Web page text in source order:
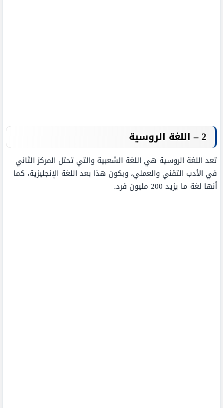
2 – اللغة الروسية
تعد اللغة الروسية هي اللغة الشعبية والتي تحتل المركز الثاني
في الأدب التقني والعملي، وبكون هذا بعد اللغة الإنجليزية، كما
أنها لغة ما يزيد 200 مليون فرد.